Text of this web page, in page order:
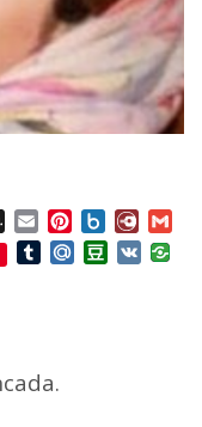
AOL
Mail
Email Pinterest
Box.net
TumblrMail.RuDouban
VK